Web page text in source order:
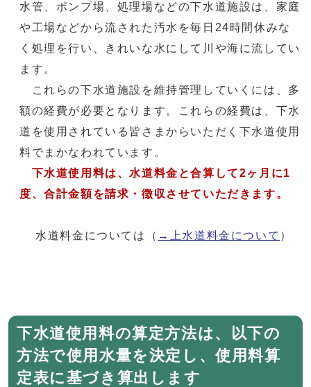
水管、ポンプ場、処理場などの下水道施設は、家庭
や工場などから流された汚水を毎日24時間休みな
く処理を行い、きれいな水にして川や海に流してい
ます。
これらの下水道施設を維持管理していくには、多
額の経費が必要となります。これらの経費は、下水
道を使用されている皆さまからいただく下水道使用
料でまかなわれています。
下水道使用料は、水道料金と合算して2ヶ月に1
度、合計金額を請求・徴収させていただきます。
水道料金については（ →上水道料金について ）
下水道使用料の算定方法は、以下の
方法で使用水量を決定し、使用料算
定表に基づき算出します